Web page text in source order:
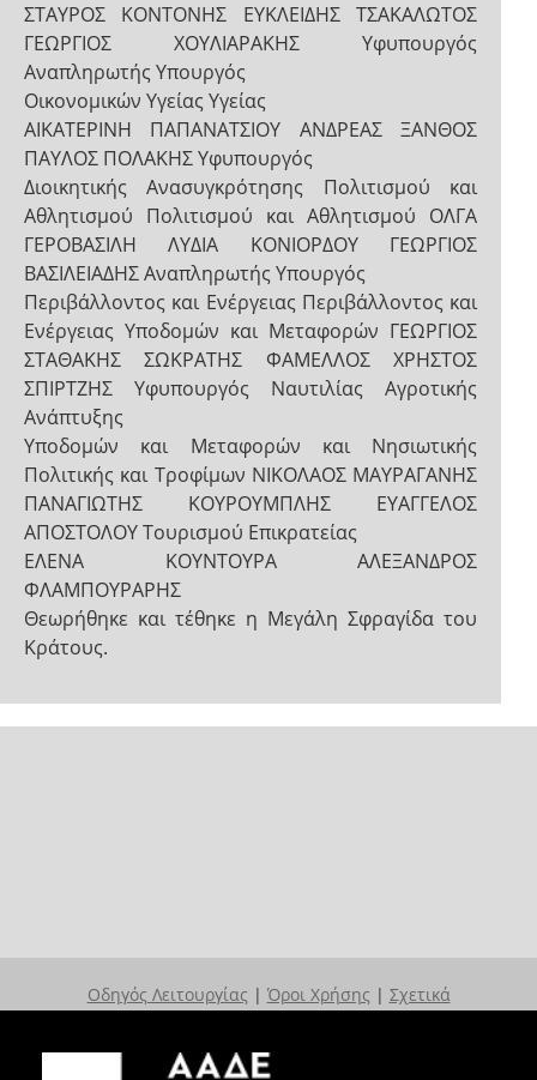
ΣΤΑΥΡΟΣ ΚΟΝΤΟΝΗΣ ΕΥΚΛΕΙΔΗΣ ΤΣΑΚΑΛΩΤΟΣ
ΓΕΩΡΓΙΟΣ ΧΟΥΛΙΑΡΑΚΗΣ Υφυπουργός
Αναπληρωτής Υπουργός
Οικονομικών Υγείας Υγείας
ΑΙΚΑΤΕΡΙΝΗ ΠΑΠΑΝΑΤΣΙΟΥ ΑΝΔΡΕΑΣ ΞΑΝΘΟΣ
ΠΑΥΛΟΣ ΠΟΛΑΚΗΣ Υφυπουργός
Διοικητικής Ανασυγκρότησης Πολιτισμού και
Αθλητισμού Πολιτισμού και Αθλητισμού ΟΛΓΑ
ΓΕΡΟΒΑΣΙΛΗ ΛΥΔΙΑ ΚΟΝΙΟΡΔΟΥ ΓΕΩΡΓΙΟΣ
ΒΑΣΙΛΕΙΑΔΗΣ Αναπληρωτής Υπουργός
Περιβάλλοντος και Ενέργειας Περιβάλλοντος και
Ενέργειας Υποδομών και Μεταφορών ΓΕΩΡΓΙΟΣ
ΣΤΑΘΑΚΗΣ ΣΩΚΡΑΤΗΣ ΦΑΜΕΛΛΟΣ ΧΡΗΣΤΟΣ
ΣΠΙΡΤΖΗΣ Υφυπουργός Ναυτιλίας Αγροτικής
Ανάπτυξης
Υποδομών και Μεταφορών και Νησιωτικής
Πολιτικής και Τροφίμων ΝΙΚΟΛΑΟΣ ΜΑΥΡΑΓΑΝΗΣ
ΠΑΝΑΓΙΩΤΗΣ ΚΟΥΡΟΥΜΠΛΗΣ ΕΥΑΓΓΕΛΟΣ
ΑΠΟΣΤΟΛΟΥ Τουρισμού Επικρατείας
ΕΛΕΝΑ ΚΟΥΝΤΟΥΡΑ ΑΛΕΞΑΝΔΡΟΣ
ΦΛΑΜΠΟΥΡΑΡΗΣ
Θεωρήθηκε και τέθηκε η Μεγάλη Σφραγίδα του
Κράτους.
Οδηγός Λειτουργίας | Όροι Χρήσης | Σχετικά